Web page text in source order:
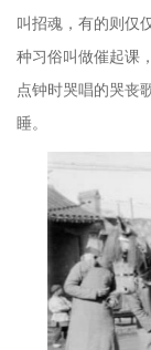
叫招魂，有的则仅
种习俗叫做催起课
点钟时哭唱的哭丧
睡。